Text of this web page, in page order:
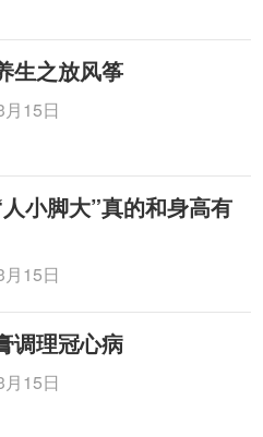
131I治疗甲状腺疾病，积
各类型甲状腺疾病例数居
、复发率均达到国内先进
研相结合的建设思路，围
应用技术问题，开展创新
科研课题和科研成果，建
全军核化损伤救治重点实
心免疫学实验室、肿瘤分
干细胞与再生医学重点实
研究基地。现承担国
科学基金以及军队和北京
得国家科技进步二等奖、
等奖等国家、军队高等级
生之放风筝
15日
小脚大”真的和身高有
15日
调理冠心病
15日